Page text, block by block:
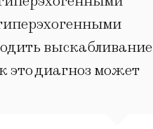
выскабливание
это диагноз может